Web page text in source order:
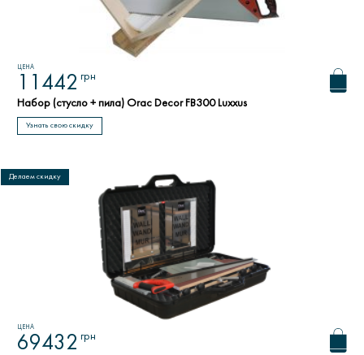
ЦЕНА
11442 грн
Набор (стусло + пила) Orac Decor FB300 Luxxus
Узнать свою скидку
ЦЕНА
69432 грн
Делаем скидку